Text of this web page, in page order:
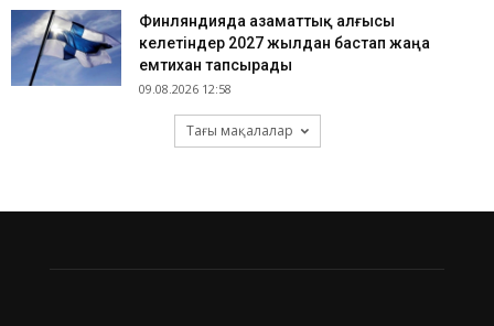
Финляндияда азаматтық алғысы
келетіндер 2027 жылдан бастап жаңа
емтихан тапсырады
09.08.2026 12:58
Тағы мақалалар